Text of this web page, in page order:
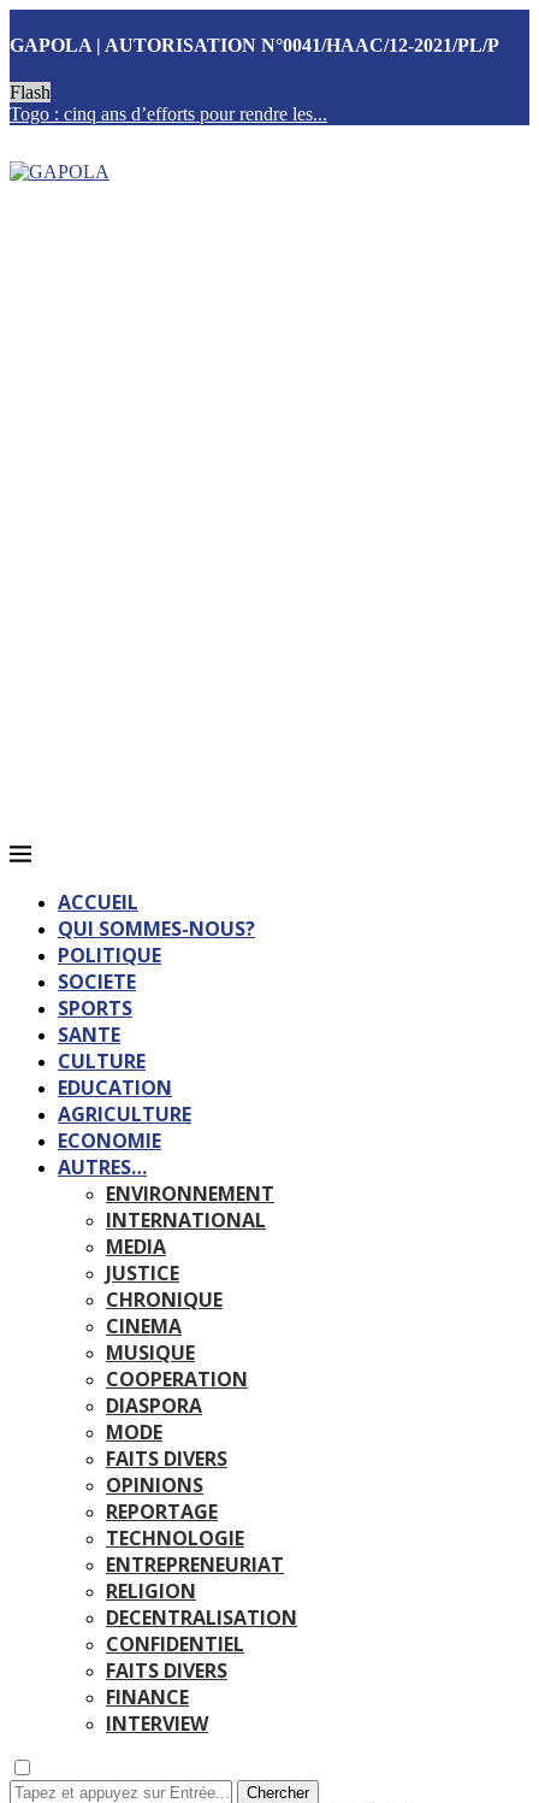
GAPOLA | AUTORISATION N°0041/HAAC/12-2021/PL/P
Flash
Togo : cinq ans d’efforts pour rendre les...
ACCUEIL
QUI SOMMES-NOUS?
POLITIQUE
SOCIETE
SPORTS
SANTE
CULTURE
EDUCATION
AGRICULTURE
ECONOMIE
AUTRES…
ENVIRONNEMENT
INTERNATIONAL
MEDIA
JUSTICE
CHRONIQUE
CINEMA
MUSIQUE
COOPERATION
DIASPORA
MODE
FAITS DIVERS
OPINIONS
REPORTAGE
TECHNOLOGIE
ENTREPRENEURIAT
RELIGION
DECENTRALISATION
CONFIDENTIEL
FAITS DIVERS
FINANCE
INTERVIEW
Chercher